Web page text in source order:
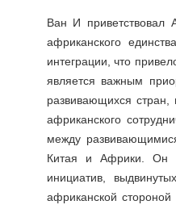
Ван И приветствовал
африканского
интеграции, что
является важным
развивающихся стран,
африканского
между
Китая и Африки. Он
инициатив,
африканской